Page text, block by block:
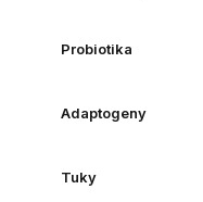
Probiotika
Adaptogeny
Tuky